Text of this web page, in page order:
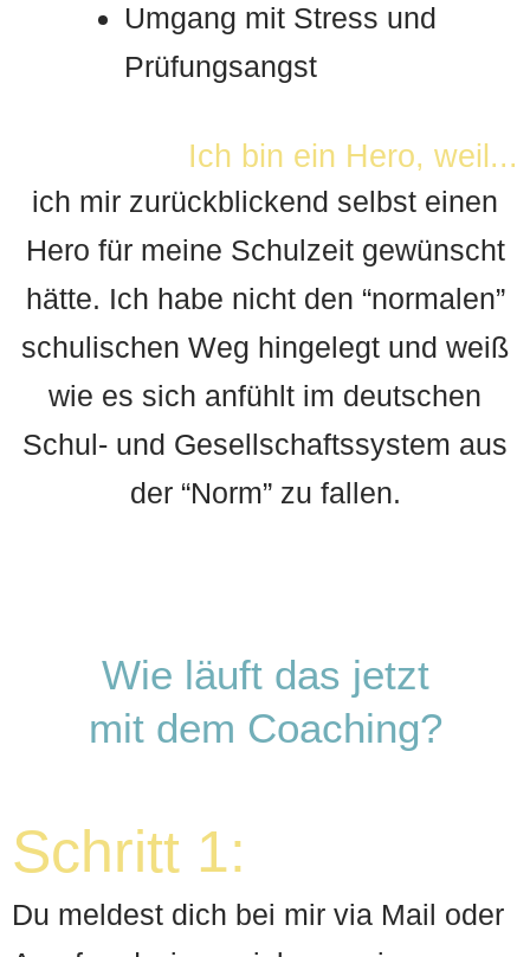
Umgang mit Stress und
Prüfungsangst
Ich bin ein Hero, weil...
ich mir zurückblickend selbst einen
Hero für meine Schulzeit gewünscht
hätte. Ich habe nicht den “normalen”
schulischen Weg hingelegt und weiß
wie es sich anfühlt im deutschen
Schul- und Gesellschaftssystem aus
der “Norm” zu fallen.
Wie läuft das jetzt
mit dem Coaching?
Schritt 1:
Du meldest dich bei mir via Mail oder